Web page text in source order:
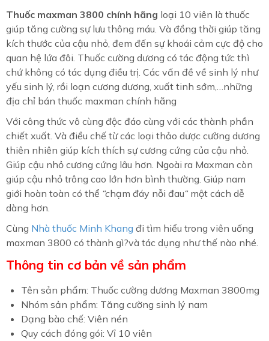
Thuốc maxman 3800 chính hãng loại 10 viên là thuốc
giúp tăng cường sự lưu thông máu. Và đồng thời giúp tăng
kích thước của cậu nhỏ, đem đến sự khoái cảm cực độ cho
quan hệ lứa đôi. Thuốc cường dương có tác động tức thì
chứ không có tác dụng điều trị. Các vấn đề về sinh lý như
yếu sinh lý, rồi loạn cương dương, xuất tinh sớm,…những
địa chỉ bán thuốc maxman chính hãng
Với công thức vô cùng độc đáo cùng với các thành phần
chiết xuất. Và điều chế từ các loại thảo dược cường dương
thiên nhiên giúp kích thích sự cương cứng của cậu nhỏ.
Giúp cậu nhỏ cương cứng lâu hơn. Ngoài ra Maxman còn
giúp cậu nhỏ trông cao lớn hơn bình thường. Giúp nam
giới hoàn toàn có thể “chạm đáy nỗi đau“ một cách dễ
dàng hơn.
Cùng Nhà thuốc Minh Khang đi tìm hiểu trong viên uống
maxman 3800 có thành gì?và tác dụng như thế nào nhé.
Thông tin cơ bản về sản phẩm
Tên sản phẩm: Thuốc cường dương Maxman 3800mg
Nhóm sản phẩm: Tăng cường sinh lý nam
Dạng bào chế: Viên nén
Quy cách đóng gói: Vỉ 10 viên